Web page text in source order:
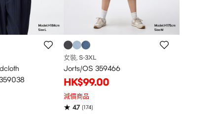
女裝, S-3XL
Jorts/OS 359466
HK$99.00
減價商品
4.7 (174)